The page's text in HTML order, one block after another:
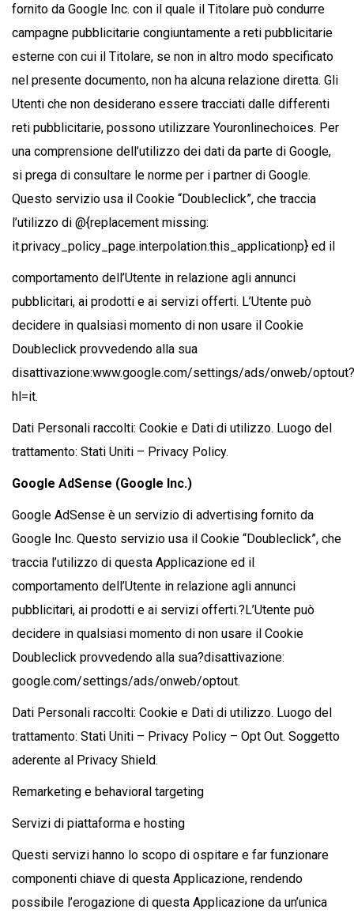
fornito da Google Inc. con il quale il Titolare può condurre
campagne pubblicitarie congiuntamente a reti pubblicitarie
esterne con cui il Titolare, se non in altro modo specificato
nel presente documento, non ha alcuna relazione diretta. Gli
Utenti che non desiderano essere tracciati dalle differenti
reti pubblicitarie, possono utilizzare Youronlinechoices. Per
una comprensione dell’utilizzo dei dati da parte di Google,
si prega di consultare le norme per i partner di Google.
Questo servizio usa il Cookie “Doubleclick”, che traccia
l’utilizzo di @{replacement missing:
it.privacy_policy_page.interpolation.this_applicationp} ed il
comportamento dell’Utente in relazione agli annunci
pubblicitari, ai prodotti e ai servizi offerti. L’Utente può
decidere in qualsiasi momento di non usare il Cookie
Doubleclick provvedendo alla sua
disattivazione:www.google.com/settings/ads/onweb/optout?
hl=it.
Dati Personali raccolti: Cookie e Dati di utilizzo. Luogo del
trattamento: Stati Uniti – Privacy Policy.
Google AdSense (Google Inc.)
Google AdSense è un servizio di advertising fornito da
Google Inc. Questo servizio usa il Cookie “Doubleclick”, che
traccia l’utilizzo di questa Applicazione ed il
comportamento dell’Utente in relazione agli annunci
pubblicitari, ai prodotti e ai servizi offerti.?L’Utente può
decidere in qualsiasi momento di non usare il Cookie
Doubleclick provvedendo alla sua?disattivazione:
google.com/settings/ads/onweb/optout.
Dati Personali raccolti: Cookie e Dati di utilizzo. Luogo del
trattamento: Stati Uniti – Privacy Policy – Opt Out. Soggetto
aderente al Privacy Shield.
Remarketing e behavioral targeting
Servizi di piattaforma e hosting
Questi servizi hanno lo scopo di ospitare e far funzionare
componenti chiave di questa Applicazione, rendendo
possibile l’erogazione di questa Applicazione da un’unica